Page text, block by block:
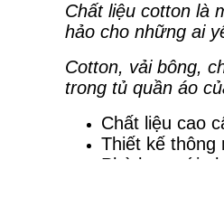
Chất liệu cotton là
hảo cho những ai
Cotton, vải bông,
trong tủ quần áo
Chất liệu cao
Thiết kế thông
Phù hợp với